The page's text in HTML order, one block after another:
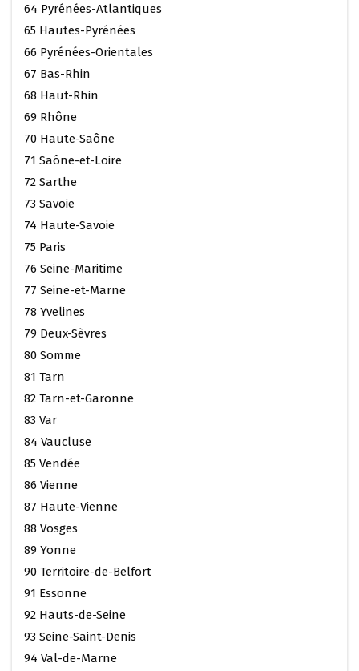
64 Pyrénées-Atlantiques
65 Hautes-Pyrénées
66 Pyrénées-Orientales
67 Bas-Rhin
68 Haut-Rhin
69 Rhône
70 Haute-Saône
71 Saône-et-Loire
72 Sarthe
73 Savoie
74 Haute-Savoie
75 Paris
76 Seine-Maritime
77 Seine-et-Marne
78 Yvelines
79 Deux-Sèvres
80 Somme
81 Tarn
82 Tarn-et-Garonne
83 Var
84 Vaucluse
85 Vendée
86 Vienne
87 Haute-Vienne
88 Vosges
89 Yonne
90 Territoire-de-Belfort
91 Essonne
92 Hauts-de-Seine
93 Seine-Saint-Denis
94 Val-de-Marne